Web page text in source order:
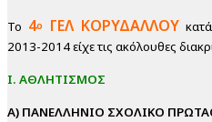
Το 4ο ΓΕΛ ΚΟΡΥΔΑΛΛΟΥ
2013-2014 είχε τις ακόλουθες
Ι. ΑΘΛΗΤΙΣΜΟΣ
Α) ΠΑΝΕΛΛΗΝΙΟ ΣΧΟΛΙΚΟ